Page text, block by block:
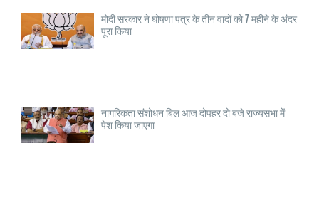
मोदी सरकार ने घोषणा पत्र के तीन वादों को 7 महीने के अंदर
पूरा किया
नागरिकता संशोधन बिल आज दोपहर दो बजे राज्यसभा में
पेश किया जाएगा